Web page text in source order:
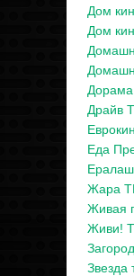
Дом
Дом
Драйв
Еда
Жара
Живая
Живи!
Звезда